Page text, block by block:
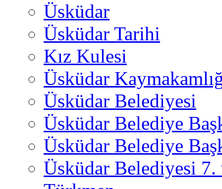
Üsküdar
Üsküdar Tarihi
Kız Kulesi
Üsküdar
Üsküdar Belediyesi
Üsküdar Belediye
Üsküdar Belediye
Üsküdar Belediyesi